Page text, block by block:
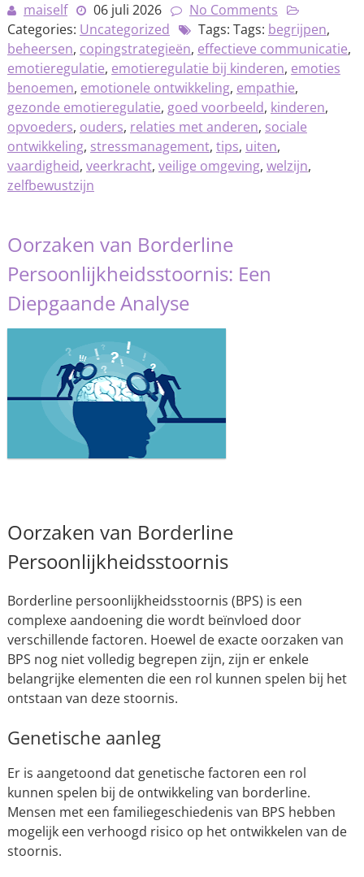
maiself
06 juli 2026
No Comments
Categories: Uncategorized Tags: Tags: begrijpen,
beheersen, copingstrategieën, effectieve communicatie,
emotieregulatie, emotieregulatie bij kinderen, emoties
benoemen, emotionele ontwikkeling, empathie,
gezonde emotieregulatie, goed voorbeeld, kinderen,
opvoeders, ouders, relaties met anderen, sociale
ontwikkeling, stressmanagement, tips, uiten,
vaardigheid, veerkracht, veilige omgeving, welzijn,
zelfbewustzijn
Oorzaken van Borderline
Persoonlijkheidsstoornis: Een
Diepgaande Analyse
Oorzaken van Borderline
Persoonlijkheidsstoornis
Borderline persoonlijkheidsstoornis (BPS) is een
complexe aandoening die wordt beïnvloed door
verschillende factoren. Hoewel de exacte oorzaken van
BPS nog niet volledig begrepen zijn, zijn er enkele
belangrijke elementen die een rol kunnen spelen bij het
ontstaan van deze stoornis.
Genetische aanleg
Er is aangetoond dat genetische factoren een rol
kunnen spelen bij de ontwikkeling van borderline.
Mensen met een familiegeschiedenis van BPS hebben
mogelijk een verhoogd risico op het ontwikkelen van de
stoornis.